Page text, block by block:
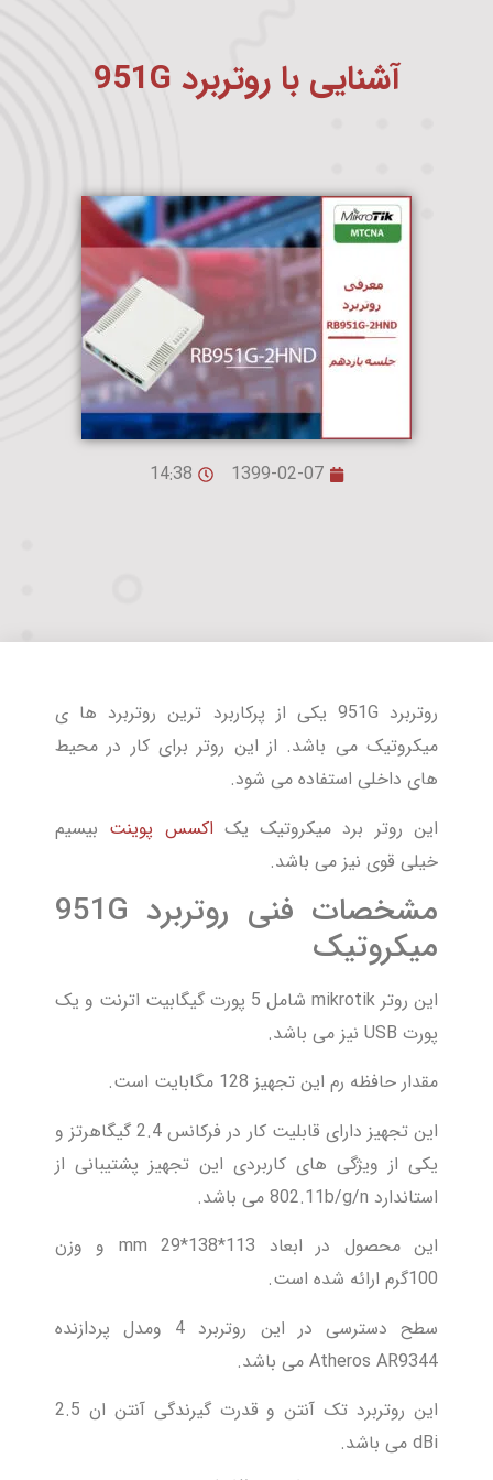
آشنایی با روتربرد 951G
1399-02-07
14:38
روتربرد 951G یکی از پرکاربرد ترین روتربرد ها ی
میکروتیک می باشد. از این روتر برای کار در محیط
های داخلی استفاده می شود.
این روتر برد میکروتیک یک اکسس پوینت بیسیم
خیلی قوی نیز می باشد.
مشخصات فنی روتربرد 951G
میکروتیک
این روتر mikrotik شامل 5 پورت گیگابیت اترنت و یک
پورت USB نیز می باشد.
مقدار حافظه رم این تجهیز 128 مگابایت است.
این تجهیز دارای قابلیت کار در فرکانس 2.4 گیگاهرتز و
یکی از ویژگی های کاربردی این تجهیز پشتیبانی از
استاندارد 802.11b/g/n می باشد.
این محصول در ابعاد 113*138*29 mm و وزن
100گرم ارائه شده است.
سطح دسترسی در این روتربرد 4 ومدل پردازنده
Atheros AR9344 می باشد.
این روتربرد تک آنتن و قدرت گیرندگی آنتن ان 2.5
dBi می باشد.